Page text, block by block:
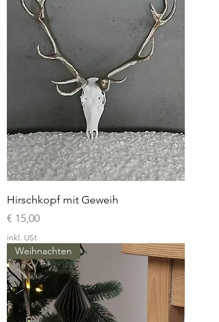
Hirschkopf mit Geweih
Preis
€ 15,00
inkl. USt
Weihnachten